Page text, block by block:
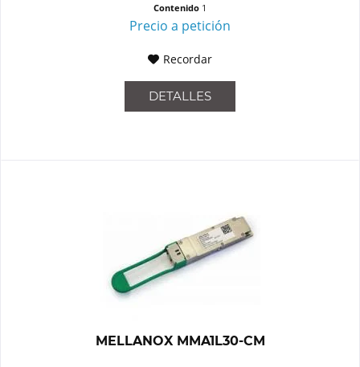
Contenido 1
Precio a petición
Recordar
DETALLES
MELLANOX MMA1L30-CM